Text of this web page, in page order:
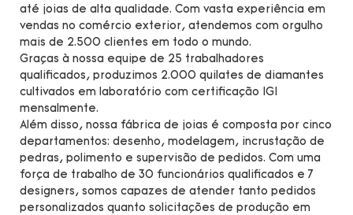
até joias de alta qualidade. Com vasta experiência em
vendas no comércio exterior, atendemos com orgulho
mais de 2.500 clientes em todo o mundo.
Graças à nossa equipe de 25 trabalhadores
qualificados, produzimos 2.000 quilates de diamantes
cultivados em laboratório com certificação IGI
mensalmente.
Além disso, nossa fábrica de joias é composta por cinco
departamentos: desenho, modelagem, incrustação de
pedras, polimento e supervisão de pedidos. Com uma
força de trabalho de 30 funcionários qualificados e 7
designers, somos capazes de atender tanto pedidos
personalizados quanto solicitações de produção em